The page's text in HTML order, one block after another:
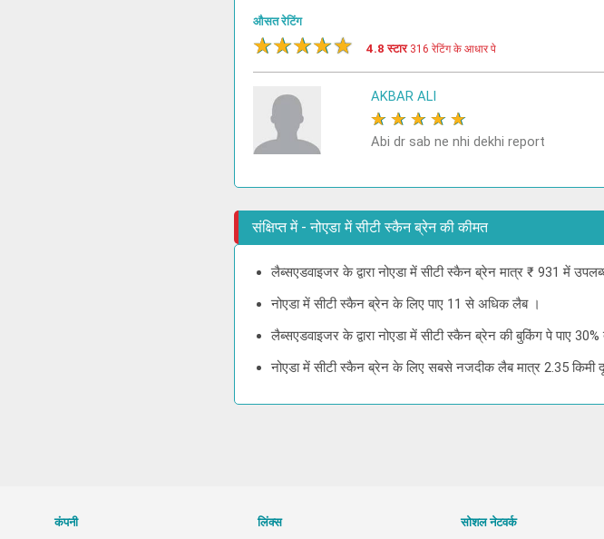
औसत रेटिंग
★★★★★ 4.8 स्टार 316 रेटिंग के आधार पे
AKBAR ALI
★ ★ ★ ★ ★
Abi dr sab ne nhi dekhi report
संक्षिप्त में - नोएडा में सीटी स्कैन ब्रेन की कीमत
लैब्सएडवाइजर के द्वारा नोएडा में सीटी स्कैन ब्रेन मात्र ₹ 931 में
नोएडा में सीटी स्कैन ब्रेन के लिए पाए 11 से अधिक लैब ।
लैब्सएडवाइजर के द्वारा नोएडा में सीटी स्कैन ब्रेन की बुकिंग पे पाए
नोएडा में सीटी स्कैन ब्रेन के लिए सबसे नजदीक लैब मात्र 2.35 किमी
कंपनी लिंक्स सोशल नेटवर्क